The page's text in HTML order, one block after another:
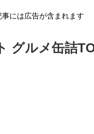
事には広告が含まれます
グルメ缶詰